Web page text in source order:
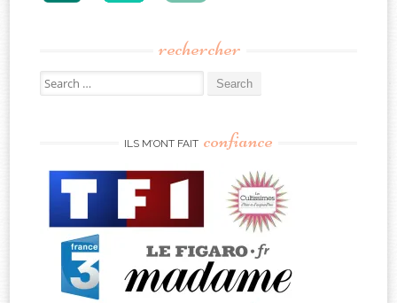
rechercher
Search
for:
ILS M’ONT FAIT confiance